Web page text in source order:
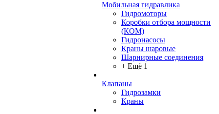
Мобильная гидравлика
Гидромоторы
Коробки отбора мощности
(КОМ)
Гидронасосы
Краны шаровые
Шарнирные соединения
+ Ещё 1
Клапаны
Гидрозамки
Краны